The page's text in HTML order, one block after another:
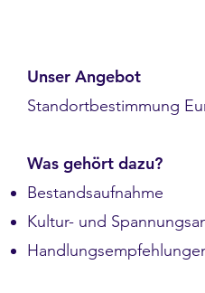
Unser Angebot
Standortbestimmung
Was gehört dazu?
Bestandsaufnahme
Kultur- und